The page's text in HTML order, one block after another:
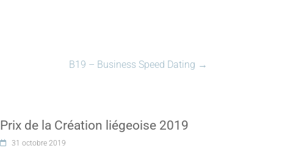
B19 – Business Speed Dating →
Prix de la Création liégeoise 2019
31 octobre 2019